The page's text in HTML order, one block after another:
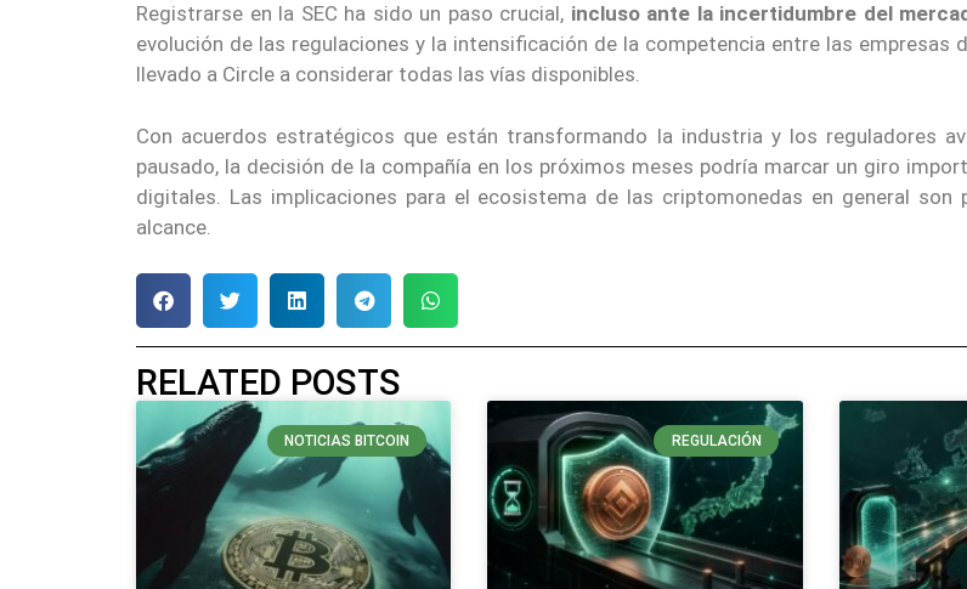
Registrarse en la SEC ha sido un paso crucial, incluso ante la incertidumbre del
evolución de las regulaciones y la intensificación de la competencia entre las empresas
llevado a Circle a considerar todas las vías disponibles.
Con acuerdos estratégicos que están transformando la industria y los reguladores
pausado, la decisión de la compañía en los próximos meses podría marcar un giro
digitales. Las implicaciones para el ecosistema de las criptomonedas en general son
alcance.
RELATED POSTS
NOTICIAS BITCOIN REGULACIÓN